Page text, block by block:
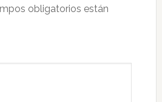
obligatorios están